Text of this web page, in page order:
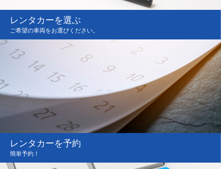
レンタカーを選ぶ
ご希望の車両をお選びください。
レンタカーを予約
簡単予約！